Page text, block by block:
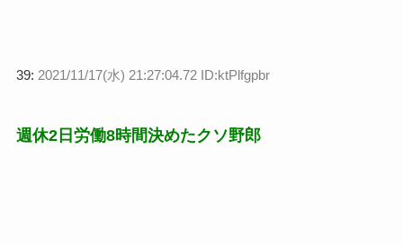
39: 2021/11/17(水) 21:27:04.72 ID:ktPlfgpbr
週休2日労働8時間決めたクソ野郎